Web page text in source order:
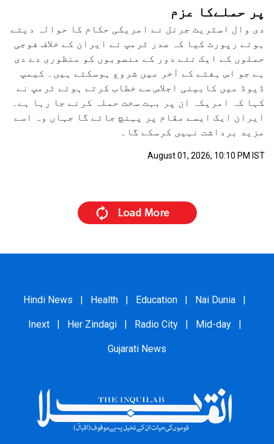
پر حملےکا عزم
دی وال اسٹریٹ جرنل نے امریکی حکام کا حوالہ دیتے
ہوئے رپورٹ کیا کہ صدر ٹرمپ نے ایران کے خلاف فوجی
حملوں کے ایک نئے دور کے منصوبوں کو منظوری دے دی
ہے جو اس ہفتے کے آخر میں شروع ہوسکتے ہیں۔ کیمپ
ڈیوڈ میں کابینی اجلاس سے خطاب کرتے ہوئے ٹرمپ نے
کہا کہ امریکہ ان پر بہت سخت حملہ کرنے جا رہا ہے۔
ایران ایک ایسے مقام پر پہنچ جائے گا جہاں وہ اسے
مزید برداشت نہیں کرسکے گا۔
August 01, 2026, 10:10 PM IST
Hindi News | Health | Education | Nai Dunia |
Inext | Her Zindagi | Radio City | Mid-day |
Gujarati News